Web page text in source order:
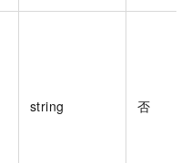
string 否